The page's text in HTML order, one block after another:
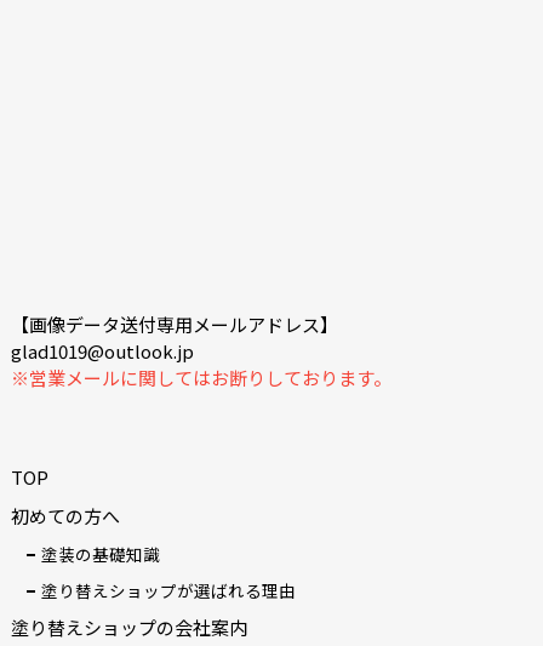
【画像データ送付専用メールアドレス】
glad1019@outlook.jp
※営業メールに関してはお断りしております。
TOP
初めての方へ
塗装の基礎知識
塗り替えショップが選ばれる理由
塗り替えショップの会社案内